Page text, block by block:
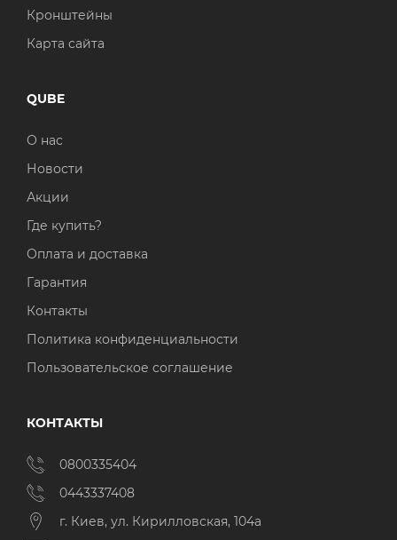
Кронштейны
Карта сайта
QUBE
О нас
Новости
Акции
Где купить?
Оплата и доставка
Гарантия
Контакты
Политика конфиденциальности
Пользовательское соглашение
КОНТАКТЫ
0800335404
0443337408
г. Киев, ул. Кирилловская, 104а